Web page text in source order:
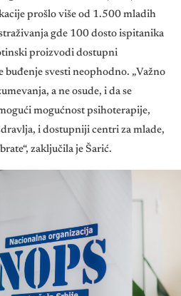
prošlo više od 1.500 mladih
gde 100 dosto ispitanika
proizvodi dostupni
svesti neophodno. „Važno
a ne osude, i da se
mogućnost psihoterapije,
i dostupniji centri za mlade,
zaključila je Šarić.